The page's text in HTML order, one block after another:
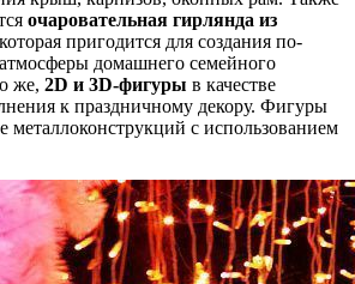
очаровательная гирлянда из
пригодится для создания по-
домашнего семейного
же, 2D и 3D-фигуры в качестве
к праздничному декору. Фигуры
с использованием